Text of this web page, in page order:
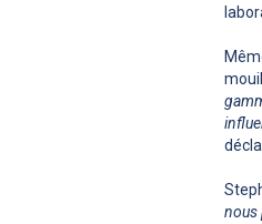
nous